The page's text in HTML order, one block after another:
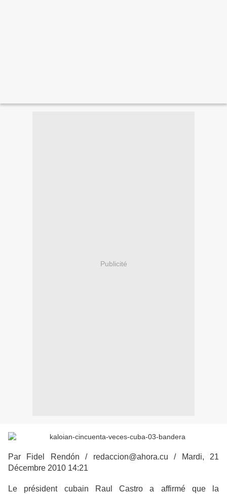
Publicité
Par Fidel Rendón / redaccion@ahora.cu / Mardi, 21
Décembre 2010 14:21
Le président cubain Raul Castro a affirmé que la